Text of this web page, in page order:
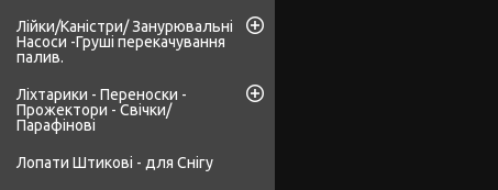
Лійки/Каністри/ Занурювальні
Насоси -Груші перекачування
палив.
Ліхтарики - Переноски -
Прожектори - Свічки/
Парафінові
Лопати Штикові - для Снігу